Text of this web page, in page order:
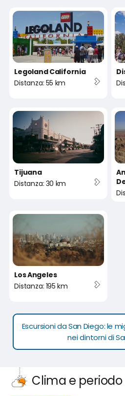
Legoland California
Distanza: 55 km
Tijuana
Distanza: 30 km
Los Angeles
Distanza: 195 km
Escursioni da San Diego: le
nei dintorni di
Clima e